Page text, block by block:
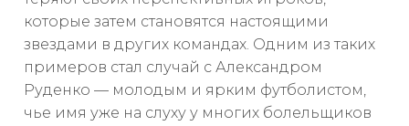
которые затем становятся настоящими
звездами в других командах. Одним из таких
примеров стал случай с Александром
Руденко — молодым и ярким футболистом,
чье имя уже на слуху у многих болельщиков